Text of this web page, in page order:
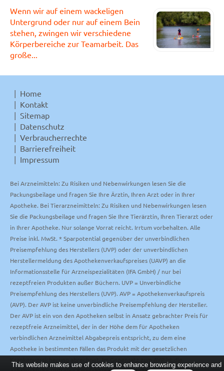
Wenn wir auf einem wackeligen
Untergrund oder nur auf einem Bein
stehen, zwingen wir verschiedene
Körperbereiche zur Teamarbeit. Das
große...
Home
Kontakt
Sitemap
Datenschutz
Verbraucherrechte
Barrierefreiheit
Impressum
Bei Arzneimitteln: Zu Risiken und Nebenwirkungen lesen Sie die
Packungsbeilage und fragen Sie Ihre Ärztin, Ihren Arzt oder in Ihrer
Apotheke. Bei Tierarzneimitteln: Zu Risiken und Nebenwirkungen lesen
Sie die Packungsbeilage und fragen Sie Ihre Tierärztin, Ihren Tierarzt oder
in Ihrer Apotheke. Nur solange Vorrat reicht. Irrtum vorbehalten. Alle
Preise inkl. MwSt. * Sparpotential gegenüber der unverbindlichen
Preisempfehlung des Herstellers (UVP) oder der unverbindlichen
Herstellermeldung des Apothekenverkaufspreises (UAVP) an die
Informationsstelle für Arzneispezialitäten (IFA GmbH) / nur bei
rezeptfreien Produkten außer Büchern. UVP = Unverbindliche
Preisempfehlung des Herstellers (UVP). AVP = Apothekenverkaufspreis
(AVP). Der AVP ist keine unverbindliche Preisempfehlung der Hersteller.
Der AVP ist ein von den Apotheken selbst in Ansatz gebrachter Preis für
rezeptfreie Arzneimittel, der in der Höhe dem für Apotheken
verbindlichen Arzneimittel Abgabepreis entspricht, zu dem eine
Apotheke in bestimmten Fällen das Produkt mit der gesetzlichen
This website makes use of cookies to enhance browsing experience and